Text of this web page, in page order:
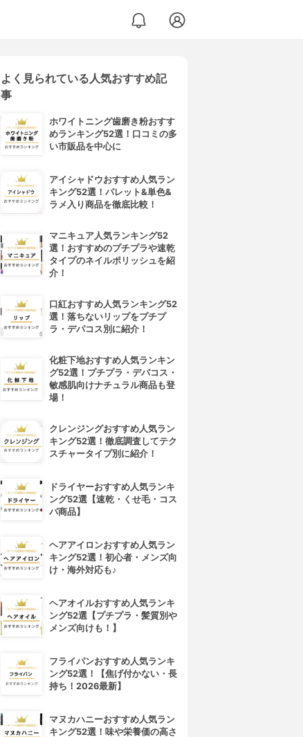
よく見られている人気おすすめ記
事
ホワイトニング歯磨き粉おすす
めランキング52選！口コミの多
い市販品を中心に
アイシャドウおすすめ人気ラン
キング52選！パレット&単色&
ラメ入り商品を徹底比較！
マニキュア人気ランキング52
選！おすすめのプチプラや速乾
タイプのネイルポリッシュを紹
介！
口紅おすすめ人気ランキング52
選！落ちないリップをプチプ
ラ・デパコス別に紹介！
化粧下地おすすめ人気ランキン
グ52選！プチプラ・デパコス・
敏感肌向けナチュラル商品も登
場！
クレンジングおすすめ人気ラン
キング52選！徹底調査してテク
スチャータイプ別に紹介！
ドライヤーおすすめ人気ランキ
ング52選【速乾・くせ毛・コス
パ商品】
ヘアアイロンおすすめ人気ラン
キング52選！初心者・メンズ向
け・海外対応も♪
ヘアオイルおすすめ人気ランキ
ング52選【プチプラ・髪質別や
メンズ向けも！】
フライパンおすすめ人気ランキ
ング52選！【焦げ付かない・長
持ち！2026最新】
マヌカハニーおすすめ人気ラン
キング52選！味や栄養価の高さ